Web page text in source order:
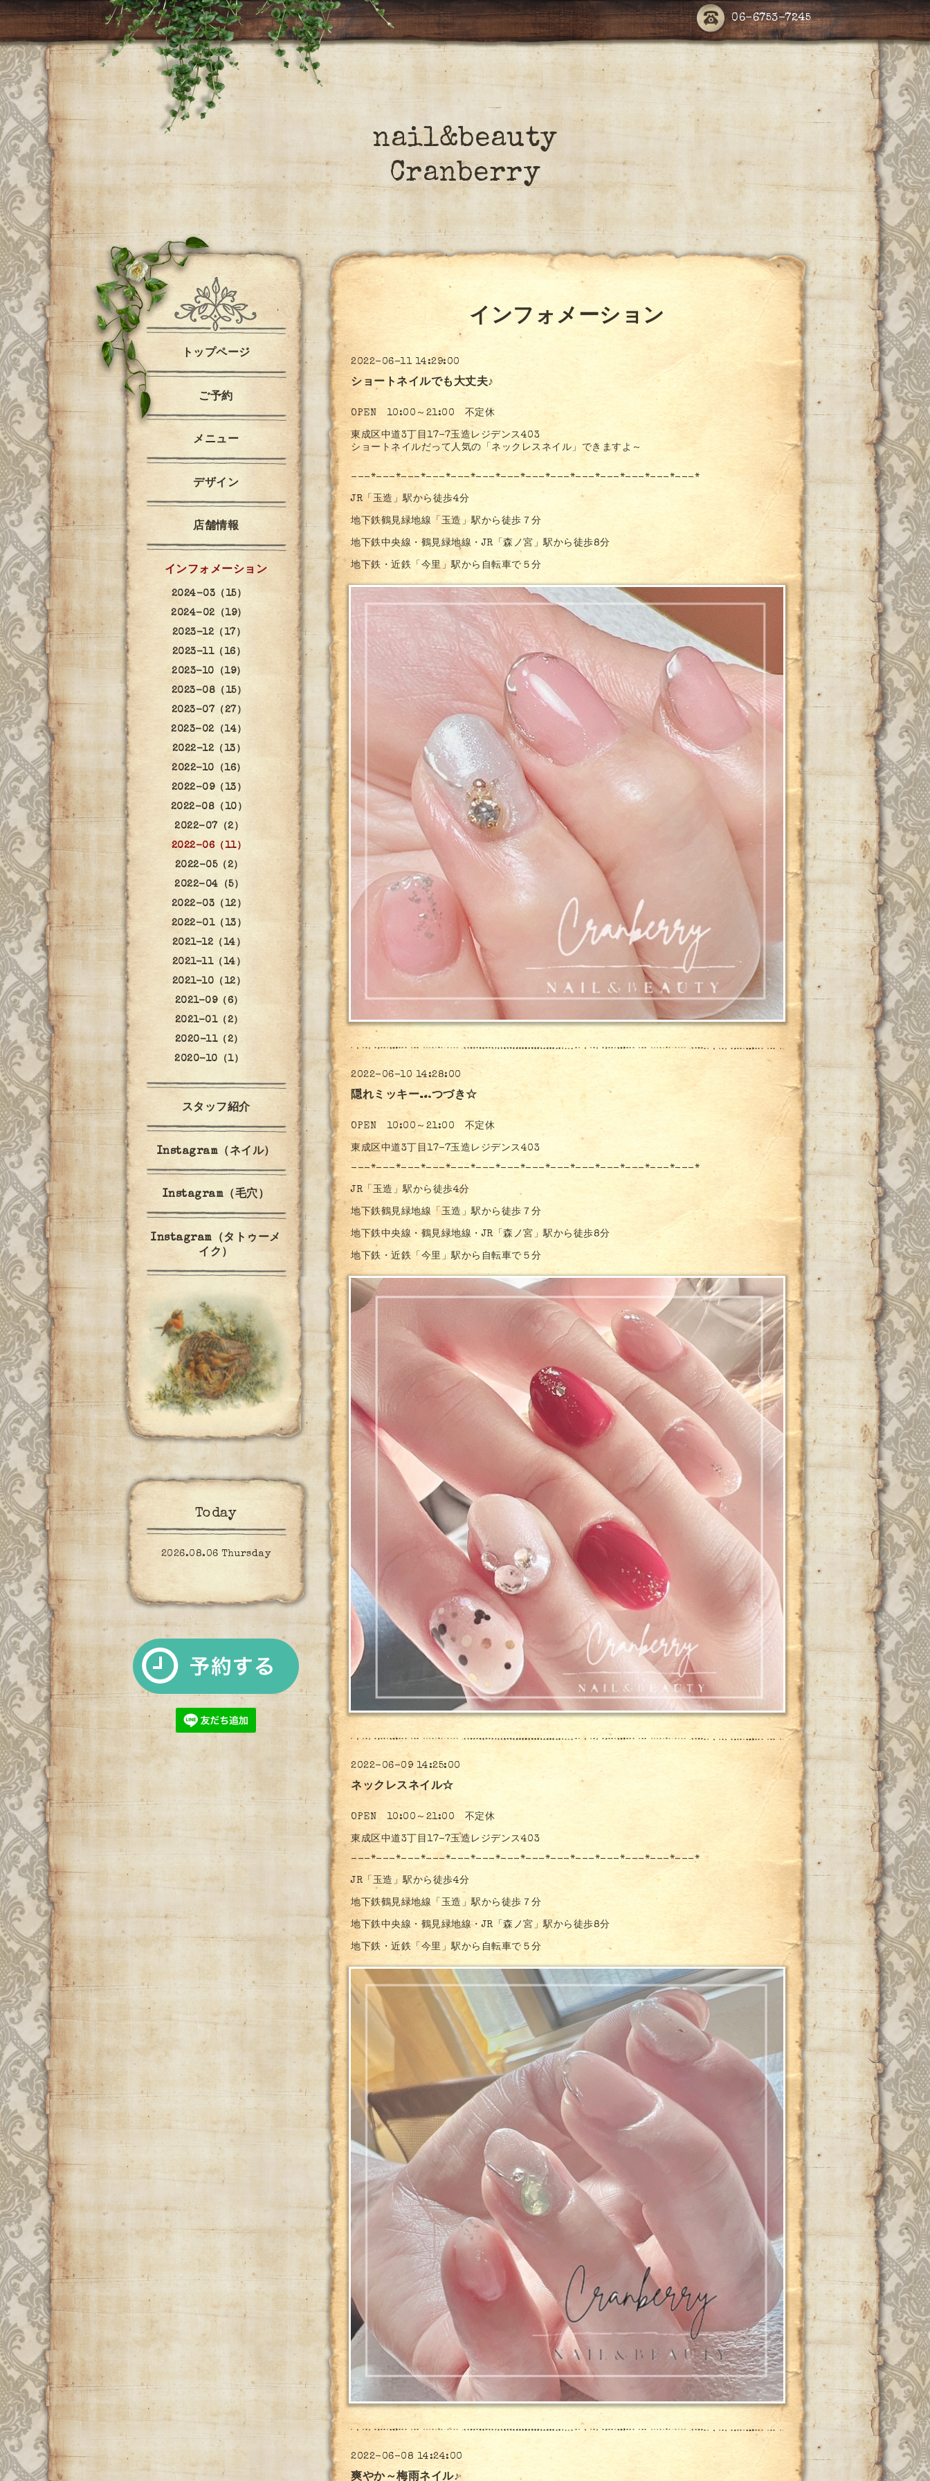
06-6753-7245
nail&beauty
Cranberry
インフォメーション
2022-06-11 14:29:00
ショートネイルでも大丈夫♪
OPEN 10:00～21:00 不定休
東成区中道3丁目17-7玉造レジデンス403
ショートネイルだって人気の「ネックレスネイル」できますよ～
---*---*---*---*---*---*---*---*---*---*---*---*---*---*
JR「玉造」駅から徒歩4分
地下鉄鶴見緑地線「玉造」駅から徒歩７分
地下鉄中央線・鶴見緑地線・JR「森ノ宮」駅から徒歩8分
地下鉄・近鉄「今里」駅から自転車で５分
2022-06-10 14:28:00
隠れミッキー…つづき☆
OPEN 10:00～21:00 不定休
東成区中道3丁目17-7玉造レジデンス403
---*---*---*---*---*---*---*---*---*---*---*---*---*---*
JR「玉造」駅から徒歩4分
地下鉄鶴見緑地線「玉造」駅から徒歩７分
地下鉄中央線・鶴見緑地線・JR「森ノ宮」駅から徒歩8分
地下鉄・近鉄「今里」駅から自転車で５分
2022-06-09 14:25:00
ネックレスネイル☆
OPEN 10:00～21:00 不定休
東成区中道3丁目17-7玉造レジデンス403
---*---*---*---*---*---*---*---*---*---*---*---*---*---*
JR「玉造」駅から徒歩4分
地下鉄鶴見緑地線「玉造」駅から徒歩７分
地下鉄中央線・鶴見緑地線・JR「森ノ宮」駅から徒歩8分
地下鉄・近鉄「今里」駅から自転車で５分
2022-06-08 14:24:00
爽やか～梅雨ネイル♪
トップページ
ご予約
メニュー
デザイン
店舗情報
インフォメーション
2024-03（15）
2024-02（19）
2023-12（17）
2023-11（16）
2023-10（19）
2023-08（15）
2023-07（27）
2023-02（14）
2022-12（13）
2022-10（16）
2022-09（13）
2022-08（10）
2022-07（2）
2022-06（11）
2022-05（2）
2022-04（5）
2022-03（12）
2022-01（13）
2021-12（14）
2021-11（14）
2021-10（12）
2021-09（6）
2021-01（2）
2020-11（2）
2020-10（1）
スタッフ紹介
Instagram（ネイル）
Instagram（毛穴）
Instagram（タトゥーメ
イク）
Today
2026.08.06 Thursday